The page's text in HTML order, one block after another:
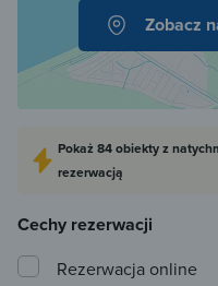
Zobacz
Pokaż84 obiektyz
rezerwacją
Cechy rezerwacji
Rezerwacja online